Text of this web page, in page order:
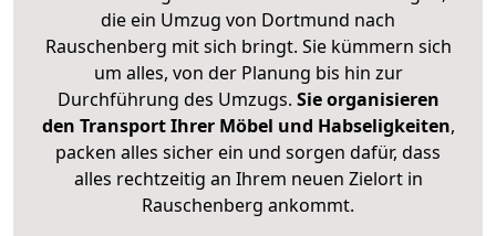
die ein Umzug von Dortmund nach
Rauschenberg mit sich bringt. Sie kümmern sich
um alles, von der Planung bis hin zur
Durchführung des Umzugs. Sie organisieren
den Transport Ihrer Möbel und Habseligkeiten,
packen alles sicher ein und sorgen dafür, dass
alles rechtzeitig an Ihrem neuen Zielort in
Rauschenberg ankommt.